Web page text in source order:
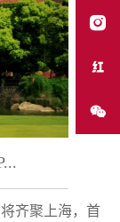
齐聚上海，首